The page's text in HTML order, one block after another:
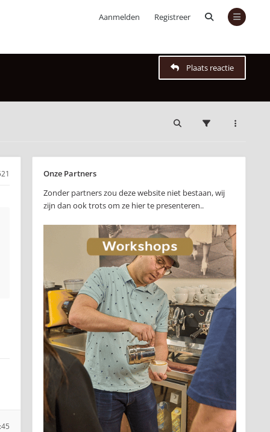
Aanmelden Registreer
Plaats reactie
Onze Partners
Zonder partners zou deze website niet bestaan, wij
zijn dan ook trots om ze hier te presenteren..